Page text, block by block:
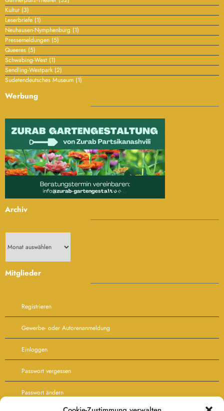
Kultur (3)
Leserbriefe (1)
Neuhausen-Nymphenburg (1)
Pressemeldungen (5)
Queeres (5)
Schwabing-West (1)
Sendling-Westpark (2)
Sudetendeutsches Museum (1)
Werbung
Archiv
Mitglieder
Registrieren
Gewerbe- oder Autorenanmeldung
Einloggen
Passwort vergessen
Passwort ändern